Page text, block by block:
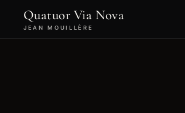
Quatuor Via Nova
JEAN MOUILLÈRE